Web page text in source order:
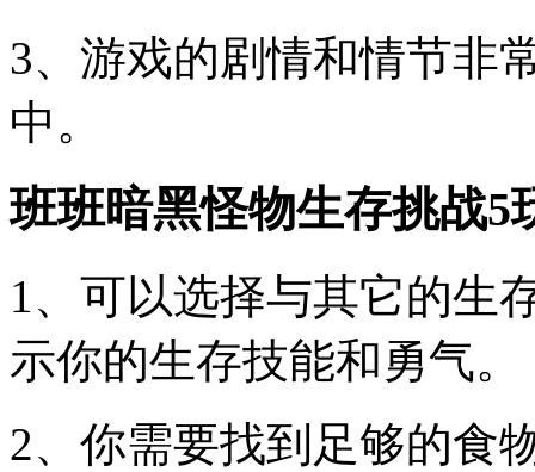
3、游戏的剧情和情节非
中。
班班暗黑怪物生存挑战5
1、可以选择与其它的生
示你的生存技能和勇气。
2、你需要找到足够的食